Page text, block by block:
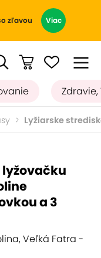
zľavou Viac
Zdravie,
Lyžiarske
lyžovačku
a 3
Veľká Fatra -